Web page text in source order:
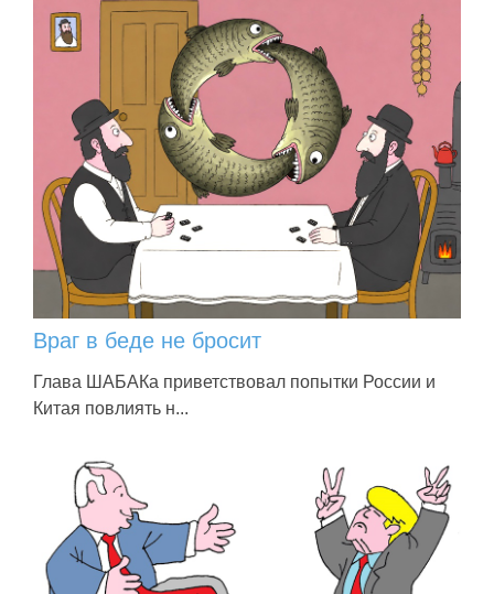
Враг в беде не бросит
Глава ШАБАКа приветствовал попытки России и
Китая повлиять н...